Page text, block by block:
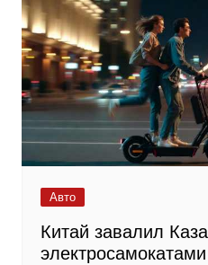
Авто
Китай завалил
электросамокатами